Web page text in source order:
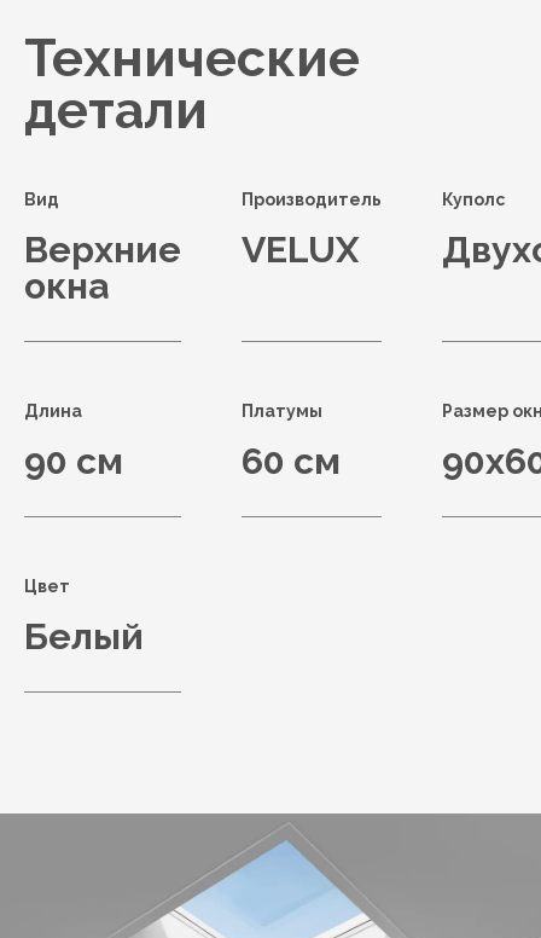
Технические
детали
Вид
Верхние
окна
Производитель
VELUX
Куполс
Длина
90 см
Платумы
60 см
Размер
Цвет
Белый